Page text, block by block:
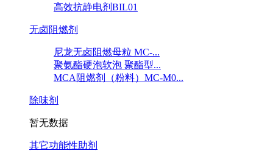
高效抗静电剂BIL01
无卤阻燃剂
尼龙无卤阻燃母粒 MC-...
聚氨酯硬泡软泡 聚酯型...
MCA阻燃剂（粉料）MC-M0...
除味剂
暂无数据
其它功能性助剂